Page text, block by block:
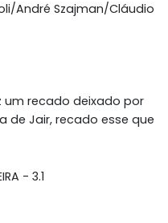
André Szajman/Cláudio
um recado deixado por
de Jair, recado esse que